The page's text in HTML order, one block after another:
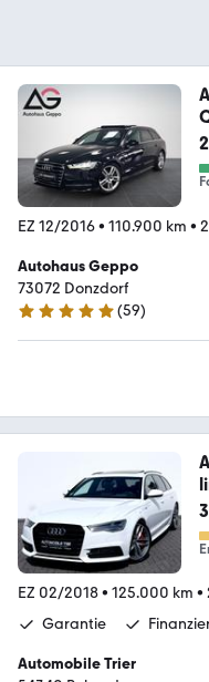
EZ 12/2016• 110.900 km •
Autohaus Geppo
73072 Donzdorf
5 Sterne
(59)
EZ 02/2018• 125.000 km •
Garantie
Automobile Trier